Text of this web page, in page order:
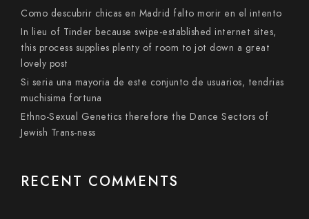
Como descubrir chicas en Madrid falto morir en el intento
In lieu of Tinder because swipe-established internet sites,
this process supplies plenty of room to jot down a great
lovely post
Si seri­a una mayoria de este conjunto de usuarios, tendri­as
muchisima fortuna
Ethno-Sexual Genetics therefore the Dance Sectors of
Jewish Trans-ness
RECENT COMMENTS